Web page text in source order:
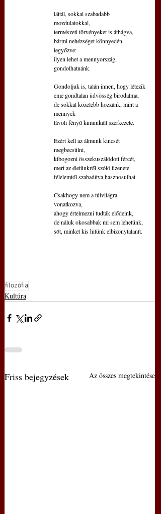
láttál, sokkal szabadabb
mozdulatokkal,
természeti törvényeket is áthágva,
bármi nehézséget könnyedén
legyőzve:
ilyen lehet a mennyország,
gondolhatnánk.
Gondoljuk is, talán innen, hogy létezik
eme gondtalan üdvösség birodalma,
de sokkal közelebb hozzánk, mint a
mennyek
távoli fényű kimunkált szerkezete.
Ezért kell az álmunk kincsét
megbecsülni,
kibogozni összekuszálódott fércét,
mert az életünkről szóló üzenete
félelemtől szabadítva hasznosulhat.
Csakhogy nem a túlvilágra
vonatkozva,
ahogy értelmezni tudták elődeink,
de náluk okosabbak mi sem lehetünk,
sőt, minket kis hitünk elbizonytalanít.
filozófia
Kultúra
Friss bejegyzések Az összes megtekintése